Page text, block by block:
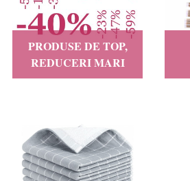
PRODUSE DE TOP,
REDUCERI MARI